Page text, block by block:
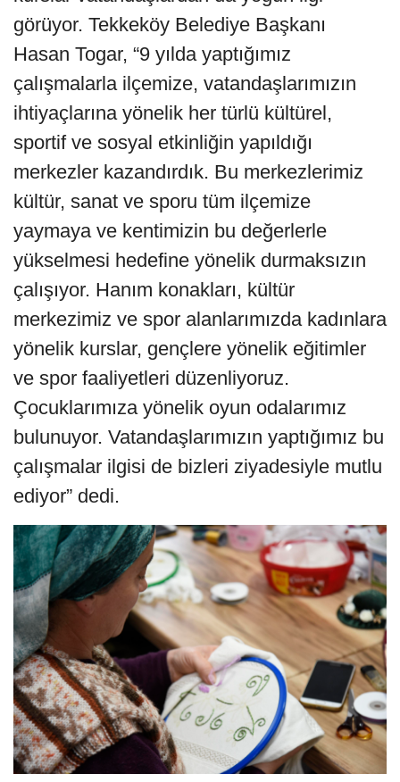
görüyor. Tekkeköy Belediye Başkanı
Hasan Togar, “9 yılda yaptığımız
çalışmalarla ilçemize, vatandaşlarımızın
ihtiyaçlarına yönelik her türlü kültürel,
sportif ve sosyal etkinliğin yapıldığı
merkezler kazandırdık. Bu merkezlerimiz
kültür, sanat ve sporu tüm ilçemize
yaymaya ve kentimizin bu değerlerle
yükselmesi hedefine yönelik durmaksızın
çalışıyor. Hanım konakları, kültür
merkezimiz ve spor alanlarımızda kadınlara
yönelik kurslar, gençlere yönelik eğitimler
ve spor faaliyetleri düzenliyoruz.
Çocuklarımıza yönelik oyun odalarımız
bulunuyor. Vatandaşlarımızın yaptığımız bu
çalışmalar ilgisi de bizleri ziyadesiyle mutlu
ediyor” dedi.